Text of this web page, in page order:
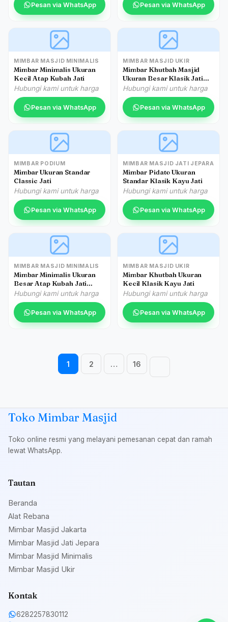
Pesan via WhatsApp Pesan via WhatsApp
MIMBAR MASJID MINIMALIS
Mimbar Minimalis Ukuran
Kecil Atap Kubah Jati
Hubungi kami untuk harga
Pesan via WhatsApp
MIMBAR MASJID UKIR
Mimbar Khutbah Masjid
Ukuran Besar Klasik Jati
Jepara
Hubungi kami untuk harga
Pesan via WhatsApp
MIMBAR PODIUM
Mimbar Ukuran Standar
Classic Jati
Hubungi kami untuk harga
Pesan via WhatsApp
MIMBAR MASJID JATI JEPARA
Mimbar Pidato Ukuran
Standar Klasik Kayu Jati
Hubungi kami untuk harga
Pesan via WhatsApp
MIMBAR MASJID MINIMALIS
Mimbar Minimalis Ukuran
Besar Atap Kubah Jati
Jepara
Hubungi kami untuk harga
Pesan via WhatsApp
MIMBAR MASJID UKIR
Mimbar Khutbah Ukuran
Kecil Klasik Kayu Jati
Hubungi kami untuk harga
Pesan via WhatsApp
Navigasi halaman
1 2 … 16
Toko Mimbar Masjid
Toko online resmi yang melayani pemesanan cepat dan ramah
lewat WhatsApp.
Tautan
Beranda
Alat Rebana
Mimbar Masjid Jakarta
Mimbar Masjid Jati Jepara
Mimbar Masjid Minimalis
Mimbar Masjid Ukir
Kontak
6282257830112